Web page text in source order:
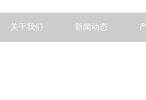
关于我们 新闻动态